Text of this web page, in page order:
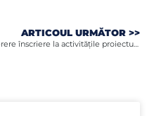
ARTICOUL URMĂTOR >>
Cerere înscriere la activităţile proiectului „Instruit pentru Performanţă!”